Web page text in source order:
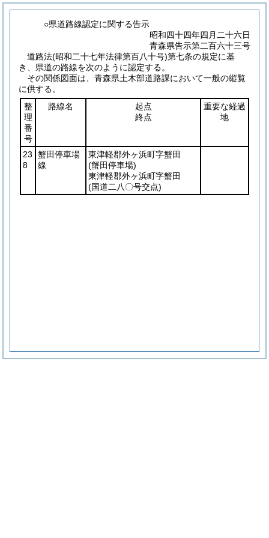
○県道路線認定に関する告示
昭和四十四年四月二十六日
青森県告示第二百六十三号
道路法(昭和二十七年法律第百八十号)第七条の規定に基
き、県道の路線を次のように認定する。
その関係図面は、青森県土木部道路課において一般の縦覧
に供する。
整
理
番
号
路線名
起点
終点
重要な経過
地
23
8
蟹田停車場
線
東津軽郡外ヶ浜町字蟹田
(蟹田停車場)
東津軽郡外ヶ浜町字蟹田
(国道二八〇号交点)